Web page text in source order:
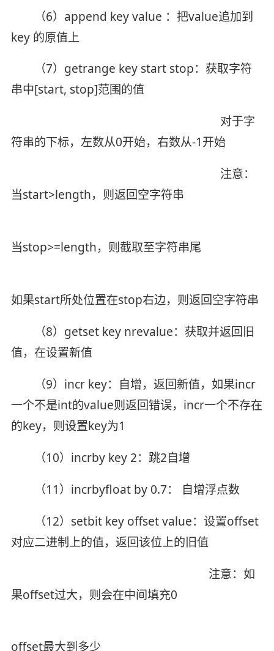
（6）append key value ：把value追加到
key 的原值上
（7）getrange key start stop：获取字符
串中[start, stop]范围的值
对于字
符串的下标，左数从0开始，右数从-1开始
注意：
当start>length，则返回空字符串
当stop>=length，则截取至字符串尾
如果start所处位置在stop右边，则返回空字符串
（8）getset key nrevalue：获取并返回旧
值，在设置新值
（9）incr key：自增，返回新值，如果incr
一个不是int的value则返回错误，incr一个不存在
的key，则设置key为1
（10）incrby key 2：跳2自增
（11）incrbyfloat by 0.7： 自增浮点数
（12）setbit key offset value：设置offset
对应二进制上的值，返回该位上的旧值
注意：如
果offset过大，则会在中间填充0
offset最大到多少